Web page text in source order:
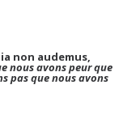
non audemus,
nous avons peur que
pas que nous avons